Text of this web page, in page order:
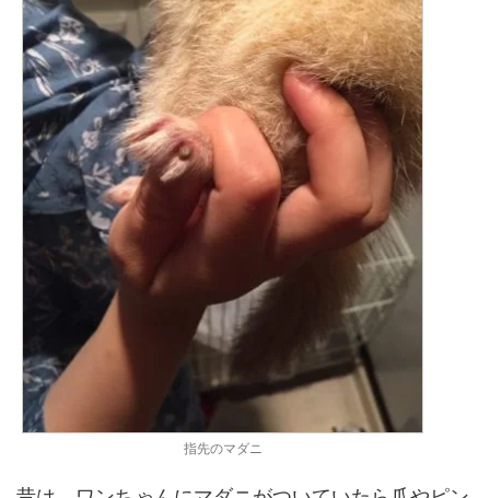
指先のマダニ